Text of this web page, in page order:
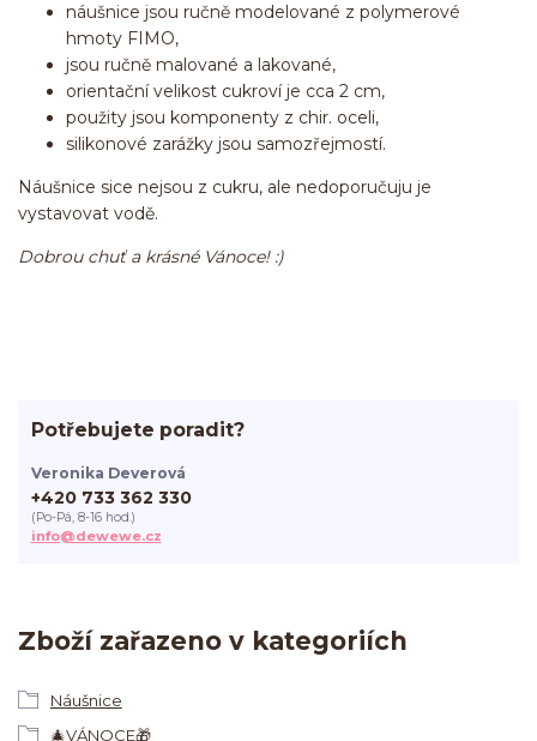
náušnice jsou ručně modelované z polymerové
hmoty FIMO,
jsou ručně malované a lakované,
orientační velikost cukroví je cca 2 cm,
použity jsou komponenty z chir. oceli,
silikonové zarážky jsou samozřejmostí.
Náušnice sice nejsou z cukru, ale nedoporučuju je
vystavovat vodě.
Dobrou chuť a krásné Vánoce! :)
Zboží zařazeno v kategoriích
Náušnice
🎄VÁNOCE🎁
Potřebujete poradit?
Veronika Deverová
+420 733 362 330
(Po-Pá, 8-16 hod.)
info@dewewe.cz